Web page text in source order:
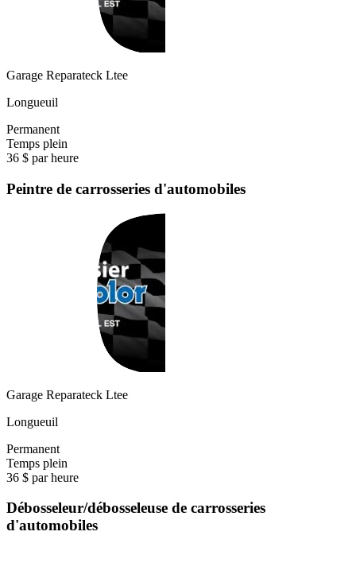
Garage Reparateck Ltee
Longueuil
Permanent
Temps plein
36 $ par heure
Peintre de carrosseries d'automobiles
Garage Reparateck Ltee
Longueuil
Permanent
Temps plein
36 $ par heure
Débosseleur/débosseleuse de carrosseries
d'automobiles